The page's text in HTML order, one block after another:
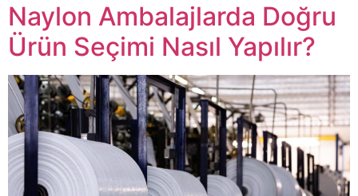
Naylon Ambalajlarda Doğru
Ürün Seçimi Nasıl Yapılır?